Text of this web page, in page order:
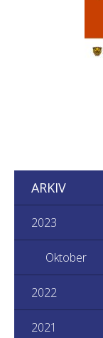
ARKIV
2023
Oktober
2022
2021